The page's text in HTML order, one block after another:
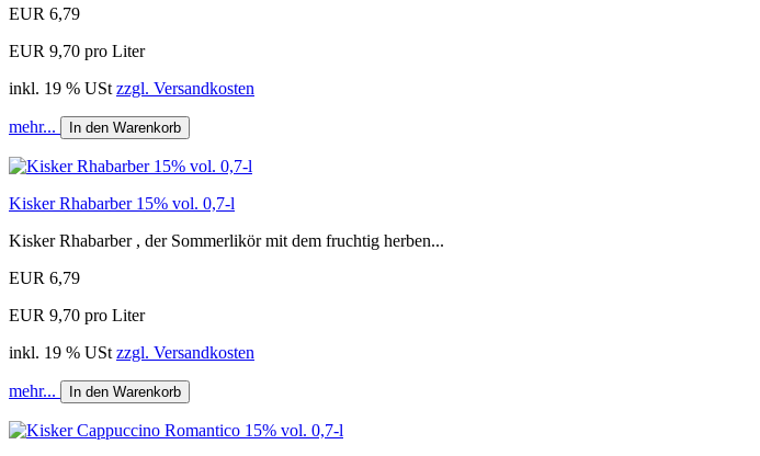
EUR 6,79
EUR 9,70 pro Liter
inkl. 19 % USt zzgl. Versandkosten
mehr... In den Warenkorb
Kisker Rhabarber 15% vol. 0,7-l
Kisker Rhabarber , der Sommerlikör mit dem fruchtig herben...
EUR 6,79
EUR 9,70 pro Liter
inkl. 19 % USt zzgl. Versandkosten
mehr... In den Warenkorb